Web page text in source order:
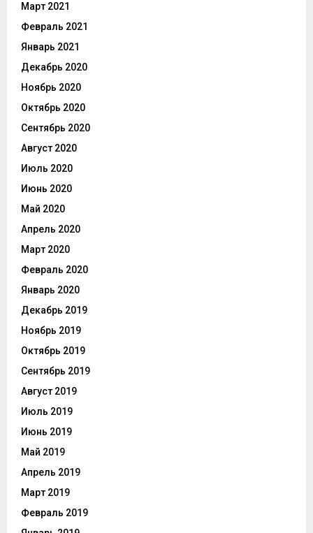
Март 2021
Февраль 2021
Январь 2021
Декабрь 2020
Ноябрь 2020
Октябрь 2020
Сентябрь 2020
Август 2020
Июль 2020
Июнь 2020
Май 2020
Апрель 2020
Март 2020
Февраль 2020
Январь 2020
Декабрь 2019
Ноябрь 2019
Октябрь 2019
Сентябрь 2019
Август 2019
Июль 2019
Июнь 2019
Май 2019
Апрель 2019
Март 2019
Февраль 2019